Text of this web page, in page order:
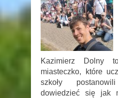
Kazimierz Dolny
miasteczko, które
szkoły
dowiedzieć się jak